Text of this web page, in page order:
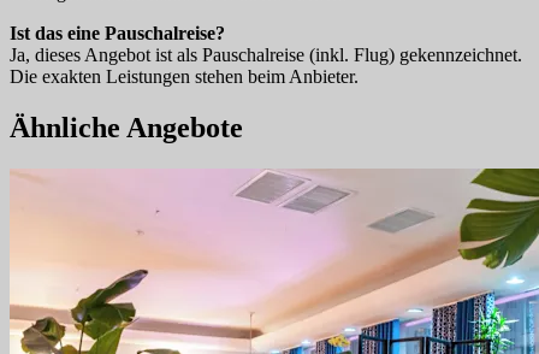
Ist das eine Pauschalreise?
Ja, dieses Angebot ist als Pauschalreise (inkl. Flug) gekennzeichnet.
Die exakten Leistungen stehen beim Anbieter.
Ähnliche Angebote